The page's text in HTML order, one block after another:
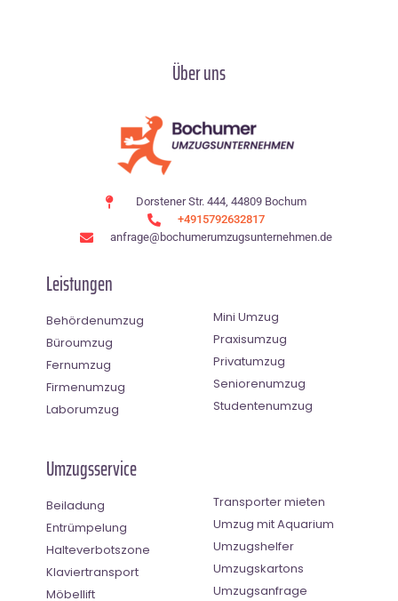
Über uns
Dorstener Str. 444, 44809 Bochum
+4915792632817
anfrage@bochumerumzugsunternehmen.de
Leistungen
Behördenumzug
Büroumzug
Fernumzug
Firmenumzug
Laborumzug
Mini Umzug
Praxisumzug
Privatumzug
Seniorenumzug
Studentenumzug
Umzugsservice
Beiladung
Entrümpelung
Halteverbotszone
Klaviertransport
Möbellift
Transporter mieten
Umzug mit Aquarium
Umzugshelfer
Umzugskartons
Umzugsanfrage